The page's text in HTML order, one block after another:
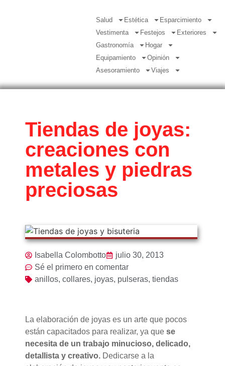
Salud Estética
Esparcimiento
Vestimenta
Festejos
Exteriores
Gastronomía
Hogar
Equipamiento
Opinión
Asesoramiento
Viajes
Tiendas de joyas:
creaciones con
metales y piedras
preciosas
Isabella Colombotto
julio 30, 2013
Sé el primero en comentar
anillos, collares, joyas, pulseras, tiendas
La elaboración de joyas es un arte que pocos
están capacitados para realizar, ya que se
necesita de un trabajo minucioso, delicado,
detallista y creativo. Dedicarse a la